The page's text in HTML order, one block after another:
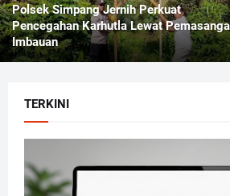
Polsek Simpang Jernih Perkuat
Pencegahan Karhutla Lewat
Imbauan
TERKINI